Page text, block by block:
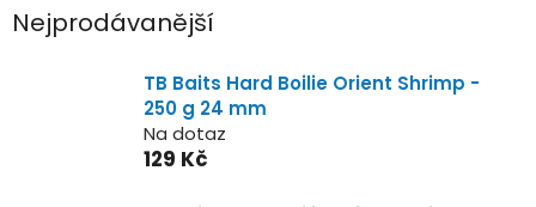
Nejprodávanější
TB Baits Hard Boilie Orient Shrimp -
250 g 24 mm
Na dotaz
129 Kč